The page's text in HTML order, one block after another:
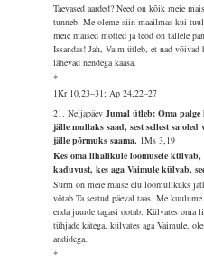
Taevased aarded? Need on kõik meie
tunneb. Me oleme siin maailmas kui
meie maised mõtted ja teod on tallele
Issandas! Jah, Vaim ütleb, et nad võivad
lähevad nendega kaasa.
*
1Kr 10,23–31; Ap 24,22–27
21. NeljapäevJumal ütleb: Oma palge
jälle mullaks saad, sest sellest sa
jälle põrmuks saama. 1Ms 3,19
Kes oma lihalikule loomusele
kaduvust, kes aga Vaimule külvab,
Surm on meie maise elu loomulikuks
võtab Ta seatud päeval taas. Me
enda juurde tagasi ootab. Külvates oma
tühjade kätega, külvates aga Vaimule,
andidega.
*